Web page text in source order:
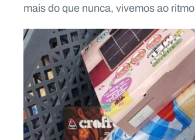
mais do que nunca, vivemos ao